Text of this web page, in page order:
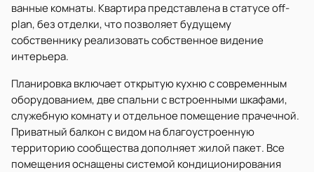
ванные комнаты. Квартира представлена в статусе off-
plan, без отделки, что позволяет будущему
собственнику реализовать собственное видение
интерьера.
Планировка включает открытую кухню с современным
оборудованием, две спальни с встроенными шкафами,
служебную комнату и отдельное помещение прачечной.
Приватный балкон с видом на благоустроенную
территорию сообщества дополняет жилой пакет. Все
помещения оснащены системой кондиционирования